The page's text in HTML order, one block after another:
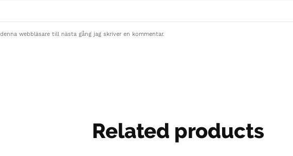
webbläsare till nästa gång jag skriver en kommentar.
Related products